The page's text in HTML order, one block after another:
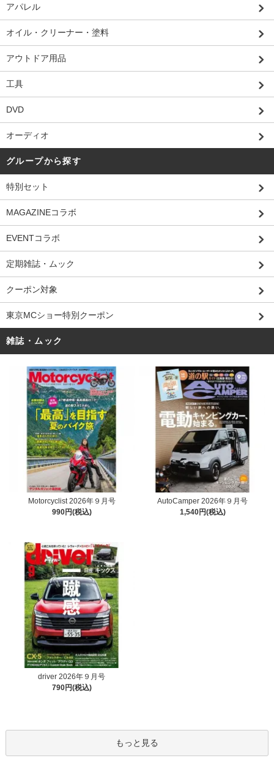
アパレル
オイル・クリーナー・塗料
アウトドア用品
工具
DVD
オーディオ
グループから探す
特別セット
MAGAZINEコラボ
EVENTコラボ
定期雑誌・ムック
クーポン対象
東京MCショー特別クーポン
雑誌・ムック
Motorcyclist 2026年９月号
990円(税込)
AutoCamper 2026年９月号
1,540円(税込)
driver 2026年９月号
790円(税込)
もっと見る